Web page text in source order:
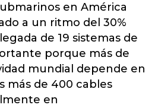
en América
a un ritmo del 30%
de 19 sistemas de
porque más de
mundial depende en
más de 400 cables
en